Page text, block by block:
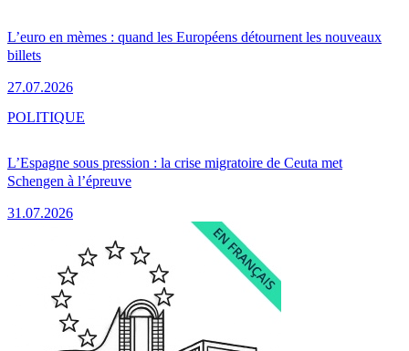
L’euro en mèmes : quand les Européens détournent les nouveaux
billets
27.07.2026
L’Espagne sous pression : la crise migratoire de Ceuta met
Schengen à l’épreuve
31.07.2026
POLITIQUE